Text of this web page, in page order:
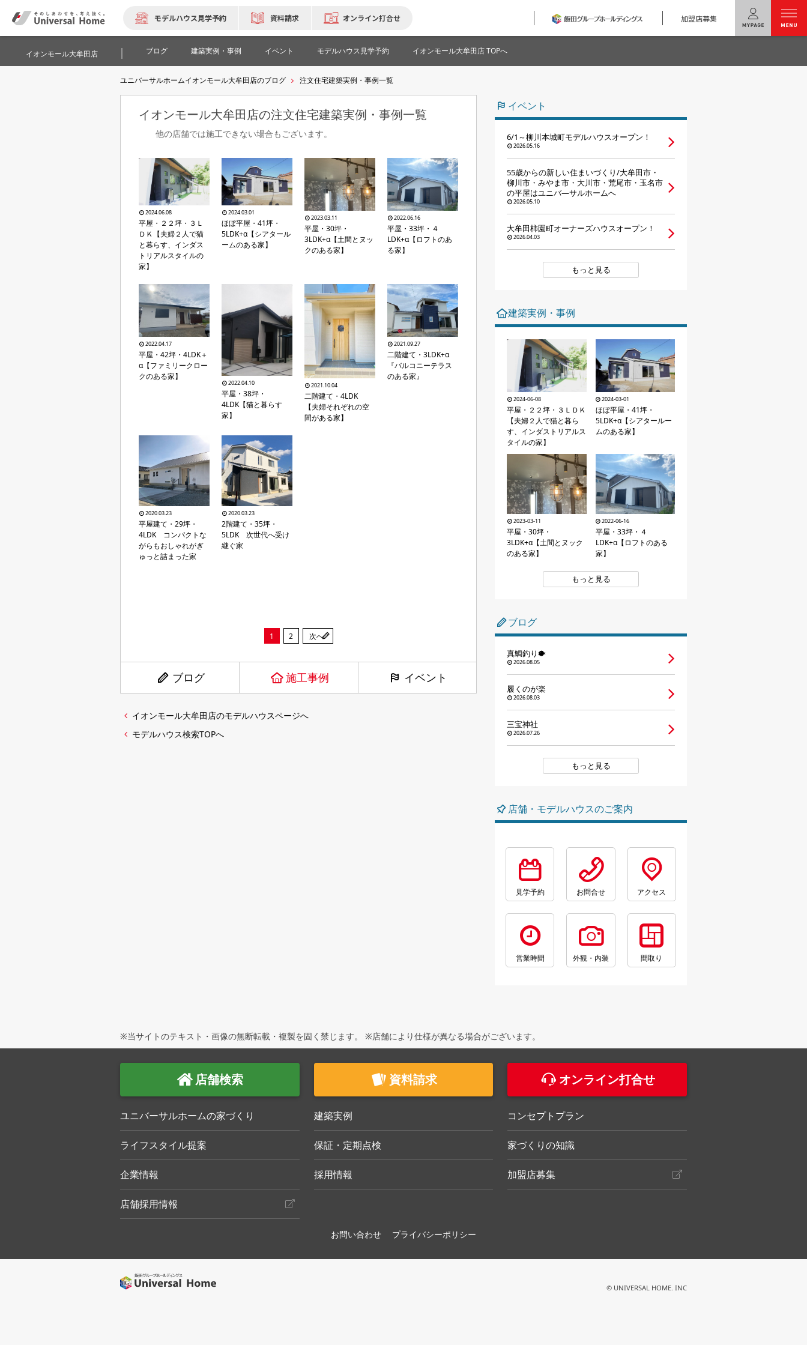
モデルハウス見学予約 資料請求 オンライン打合せ 加盟店募集
テクノロジー
建築実例
モデルハウス
シミュレーション
企業情報
お問い合わせ
イオンモール大牟田店 ブログ 建築実例・事例 イベント モデルハウス見学予約 イオンモール大牟田店 TOPへ
ユニバーサルホームイオンモール大牟田店のブログ 注文住宅建築実例・事例一覧
イオンモール大牟田店の注文住宅建築実例・事例一覧
他の店舗では施工できない場合もございます。
2024.06.08
平屋・２２坪・３Ｌ
ＤＫ【夫婦２人で猫
と暮らす、インダス
トリアルスタイルの
家】
2024.03.01
ほぼ平屋・41坪・
5LDK+α【シアタール
ームのある家】
2023.03.11
平屋・30坪・
3LDK+α【土間とヌッ
クのある家】
2022.06.16
平屋・33坪・４
LDK+α【ロフトのあ
る家】
2022.04.17
平屋・42坪・4LDK＋
α【ファミリークロー
クのある家】
2022.04.10
平屋・38坪・
4LDK【猫と暮らす
家】
2021.10.04
二階建て・4LDK
【夫婦それぞれの空
間がある家】
2021.09.27
二階建て・3LDK+α
『バルコニーテラス
のある家』
2020.03.23
平屋建て・29坪・
4LDK コンパクトな
がらもおしゃれがぎ
ゅっと詰まった家
2020.03.23
2階建て・35坪・
5LDK 次世代へ受け
継ぐ家
1 2 次へ
ブログ 施工事例 イベント
イオンモール大牟田店のモデルハウスページへ
モデルハウス検索TOPへ
イベント
6/1～柳川本城町モデルハウスオープン！
2026.05.16
55歳からの新しい住まいづくり/大牟田市・
柳川市・みやま市・大川市・荒尾市・玉名市
の平屋はユニバ―サルホームへ
2026.05.10
大牟田柿園町オーナーズハウスオープン！
2026.04.03
もっと見る
建築実例・事例
2024-06-08
平屋・２２坪・３ＬＤＫ
【夫婦２人で猫と暮ら
す、インダストリアルス
タイルの家】
2024-03-01
ほぼ平屋・41坪・
5LDK+α【シアタールー
ムのある家】
2023-03-11
平屋・30坪・
3LDK+α【土間とヌック
のある家】
2022-06-16
平屋・33坪・４
LDK+α【ロフトのある
家】
もっと見る
ブログ
真鯛釣り🐡
2026.08.05
履くのが楽
2026.08.03
三宝神社
2026.07.26
もっと見る
店舗・モデルハウスのご案内
見学予約 お問合せ アクセス
営業時間 外観・内装 間取り
※当サイトのテキスト・画像の無断転載・複製を固く禁じます。 ※店舗により仕様が異なる場合がございます。
店舗検索 資料請求 オンライン打合せ
ユニバーサルホームの家づくり 建築実例 コンセプトプラン
ライフスタイル提案 保証・定期点検 家づくりの知識
企業情報 採用情報 加盟店募集
店舗採用情報
お問い合わせ プライバシーポリシー
© UNIVERSAL HOME. INC